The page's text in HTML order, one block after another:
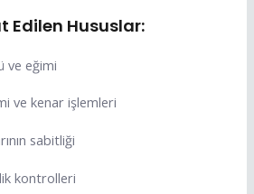
Edilen Hususlar:
ve eğimi
ve kenar işlemleri
sabitliği
kontrolleri